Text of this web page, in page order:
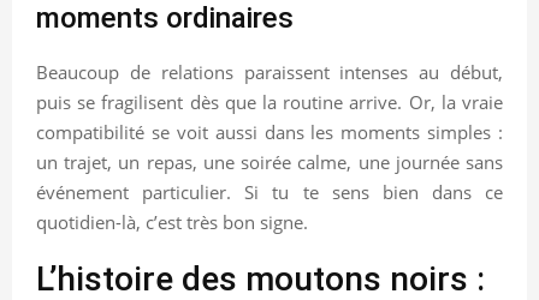
moments ordinaires
Beaucoup de relations paraissent intenses au début,
puis se fragilisent dès que la routine arrive. Or, la vraie
compatibilité se voit aussi dans les moments simples :
un trajet, un repas, une soirée calme, une journée sans
événement particulier. Si tu te sens bien dans ce
quotidien-là, c’est très bon signe.
L’histoire des moutons noirs :